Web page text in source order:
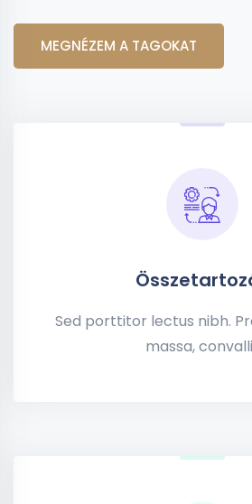
MEGNÉZEM A TAGOKAT
Sed porttitor lectus nibh.
massa,